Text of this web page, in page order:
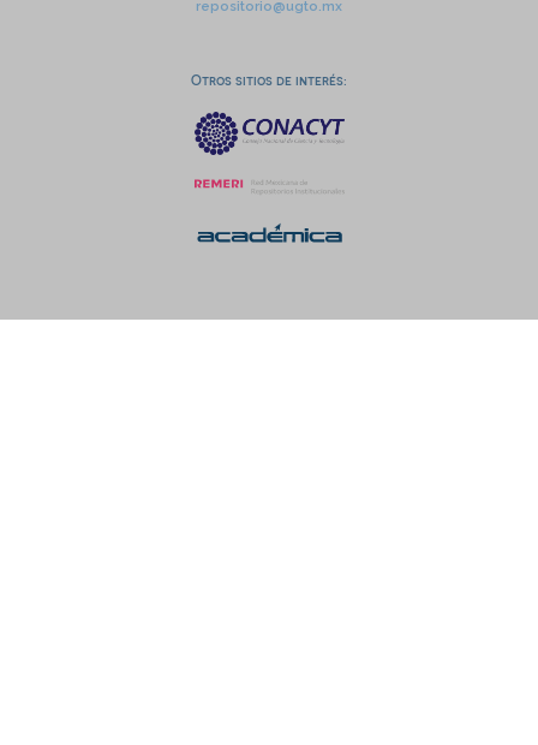
repositorio@ugto.mx
Otros sitios de interés: